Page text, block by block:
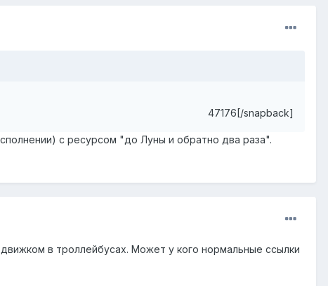
47176[/snapback]
с ресурсом "до Луны и обратно два раза".
в троллейбусах. Может у кого нормальные ссылки